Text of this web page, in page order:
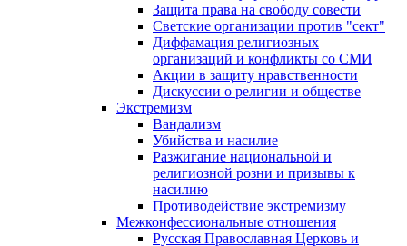
Защита права на свободу совести
Светские организации против "сект"
Диффамация религиозных
организаций и конфликты со СМИ
Акции в защиту нравственности
Дискуссии о религии и обществе
Экстремизм
Вандализм
Убийства и насилие
Разжигание национальной и
религиозной розни и призывы к
насилию
Противодействие экстремизму
Межконфессиональные отношения
Русская Православная Церковь и